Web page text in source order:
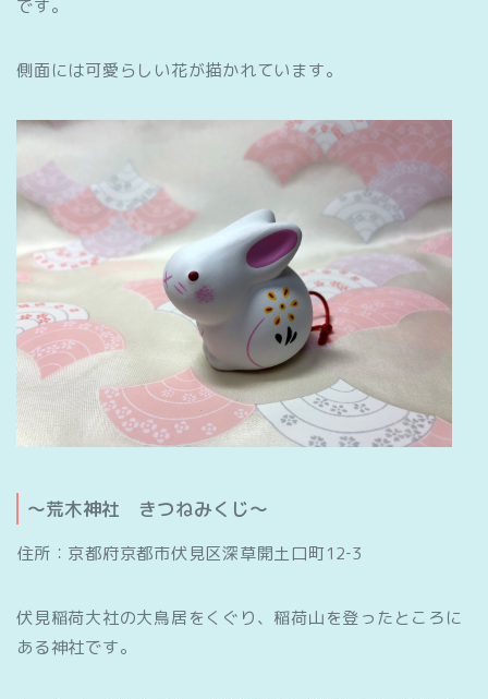
です。
側面には可愛らしい花が描かれています。
～荒木神社 きつねみくじ～
住所：京都府京都市伏見区深草開土口町12‐3
伏見稲荷大社の大鳥居をくぐり、稲荷山を登ったところに
ある神社です。